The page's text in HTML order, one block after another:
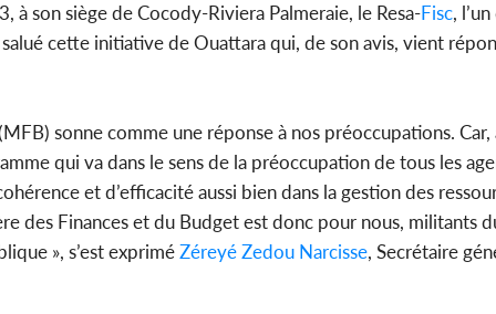
son siège de Cocody-Riviera Palmeraie, le Resa-Fisc,
cette initiative de Ouattara qui, de son avis, vient
sonne comme une réponse à nos préoccupations. Car,
qui va dans le sens de la préoccupation de tous les
et d’efficacité aussi bien dans la gestion des
des Finances et du Budget est donc pour nous, militants
», s’est expriméZéreyé Zedou Narcisse, Secrétaire